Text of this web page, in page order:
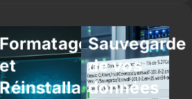
Formatage
et
Réinstallation
Sauvegarde
de vos
données